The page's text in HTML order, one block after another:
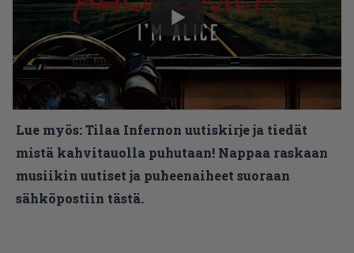
Lue myös:Tilaa Infernon uutiskirje ja tiedät
mistä kahvitauolla puhutaan! Nappaa raskaan
musiikin uutiset ja puheenaiheet suoraan
sähköpostiin tästä.